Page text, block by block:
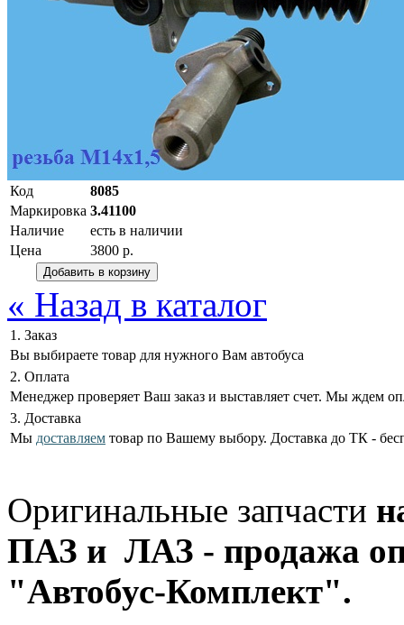
Код
8085
Маркировка 3.41100
Наличие
есть в наличии
Цена
3800 р.
« Назад в каталог
1. Заказ
Вы выбираете товар для нужного Вам автобуса
2. Оплата
Менеджер проверяет Ваш заказ и выставляет счет. Мы ждем
3. Доставка
Мы доставляем товар по Вашему выбору. Доставка до ТК -
Оригинальные запчасти
ПАЗ и ЛАЗ - продажа
"Автобус-Комплект".